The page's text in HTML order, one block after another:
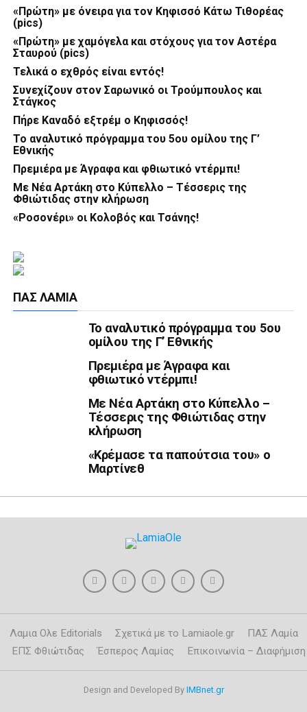
«Πρώτη» με όνειρα για τον Κηφισσό Κάτω Τιθορέας
(pics)
«Πρώτη» με χαμόγελα και στόχους για τον Αστέρα
Σταυρού (pics)
Τελικά ο εχθρός είναι εντός!
Συνεχίζουν στον Σαρωνικό οι Τρούμπουλος και
Στάγκος
Πήρε Καναδό εξτρέμ ο Κηφισσός!
Το αναλυτικό πρόγραμμα του 5ου ομίλου της Γ’
Εθνικής
Πρεμιέρα με Άγραφα και φθιωτικό ντέρμπι!
Με Νέα Αρτάκη στο Κύπελλο – Τέσσερις της
Φθιώτιδας στην κλήρωση
«Ροσονέρι» οι Κολοβός και Τσάνης!
ΠΑΣ ΛΑΜΊΑ
Το αναλυτικό πρόγραμμα του 5ου
ομίλου της Γ’ Εθνικής
Πρεμιέρα με Άγραφα και
φθιωτικό ντέρμπι!
Με Νέα Αρτάκη στο Κύπελλο –
Τέσσερις της Φθιώτιδας στην
κλήρωση
«Κρέμασε τα παπούτσια του» ο
Μαρτίνεθ
Λαμια Ολε Editorials Σχετικά με το Lamiaole.gr
ΠΑΣ Λαμία
ΕΠΣ Φθιώτιδας
Έσπερος Λαμίας Επικοινωνία – Διαφήμιση
Design and Developed By IMBnet.gr